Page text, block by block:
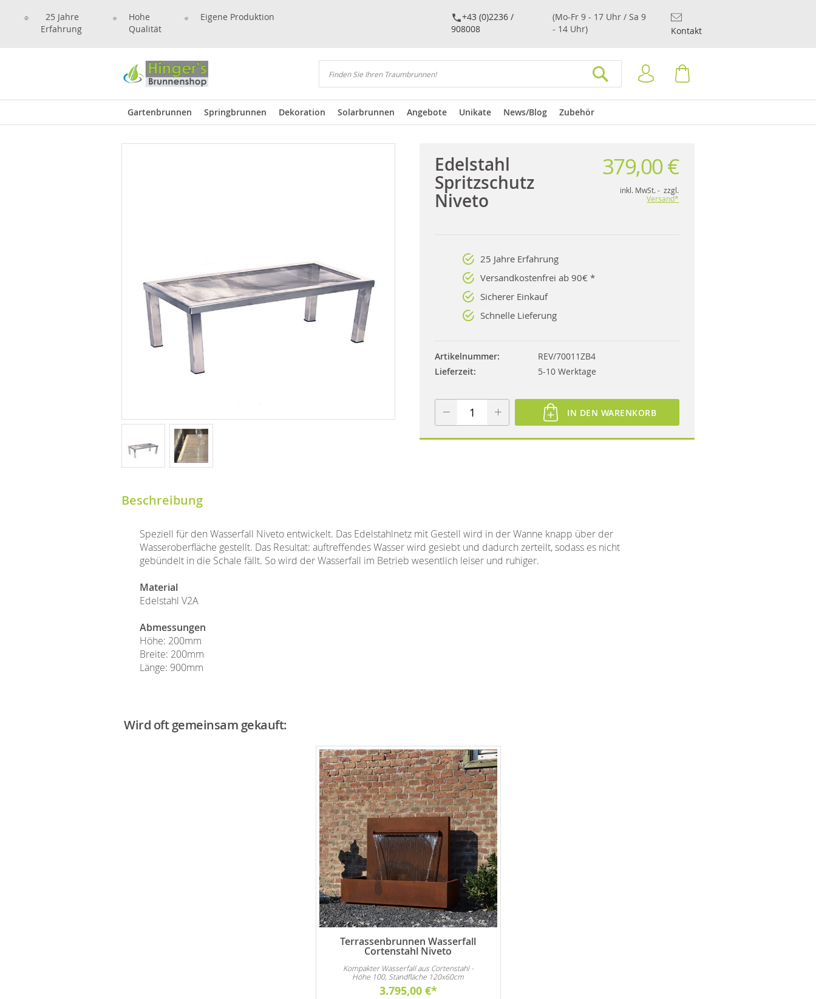
25 Jahre
Erfahrung
Hohe
Qualität
Eigene Produktion
+43 (0)2236 /
908008
(Mo-Fr 9 - 17 Uhr / Sa 9
- 14 Uhr)
Kontakt
Suchen
Anmelden
Gartenbrunnen Springbrunnen Dekoration Solarbrunnen Angebote Unikate News/Blog Zubehör
Edelstahl
Spritzschutz
Niveto
379,00 €
inkl. MwSt. - zzgl.
Versand*
25 Jahre Erfahrung
Versandkostenfrei ab 90€ *
Sicherer Einkauf
Schnelle Lieferung
Artikelnummer
REV/70011ZB4
Lieferzeit
5-10 Werktage
IN DEN WARENKORB
Beschreibung
Speziell für den Wasserfall Niveto entwickelt. Das Edelstahlnetz mit Gestell wird in der Wanne knapp über der
Wasseroberfläche gestellt. Das Resultat: auftreffendes Wasser wird gesiebt und dadurch zerteilt, sodass es nicht
gebündelt in die Schale fällt. So wird der Wasserfall im Betrieb wesentlich leiser und ruhiger.
Material
Edelstahl V2A
Abmessungen
Höhe: 200mm
Breite: 200mm
Länge: 900mm
Wird oft gemeinsam gekauft:
Terrassenbrunnen Wasserfall
Cortenstahl Niveto
Kompakter Wasserfall aus Cortenstahl -
Höhe 100, Standfläche 120x60cm
3.795,00 €